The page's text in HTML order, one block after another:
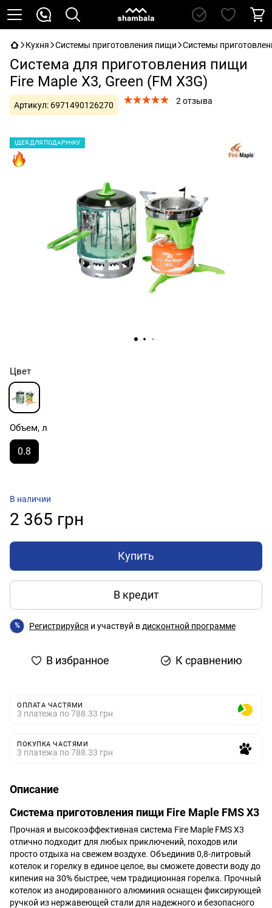
Кухня Системы приготовления пищи Системы
Система для приготовления пищи
Fire Maple X3, Green (FM X3G)
Артикул: 6971490126270 2 отзыва
ІДЕЯ ДЛЯ ПОДАРУНКУ
Цвет
Объем, л
0.8
В наличии
2 365 грн
Купить
В кредит
% Регистрируйся и участвуй в дисконтной программе
В избранное К сравнению
ОПЛАТА ЧАСТЯМИ
3 платежа по 788.33 грн
ПОКУПКА ЧАСТЯМИ
3 платежа по 788.33 грн
Описание
Система приготовления пищи Fire Maple FMS X3
Прочная и высокоэффективная система Fire Maple FMS X3
отлично подходит для любых приключений, походов или
просто отдыха на свежем воздухе. Объединив 0,8-литровый
котелок и горелку в единое целое, вы сможете довести воду до
кипения на 30% быстрее, чем традиционная горелка. Прочный
котелок из анодированного алюминия оснащен фиксирующей
ручкой из нержавеющей стали для надежного и безопасного